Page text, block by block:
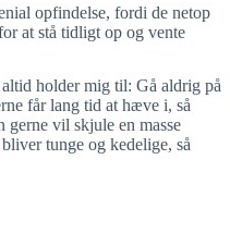
opfindelse, fordi de netop
at stå tidligt op og vente
holder mig til: Gå aldrig på
får lang tid at hæve i, så
vil skjule en masse
tunge og kedelige, så